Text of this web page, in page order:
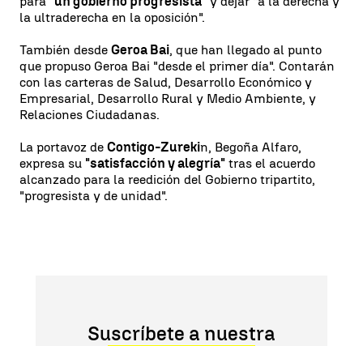
la ultraderecha en la oposición".
También desde Geroa Bai, que han llegado al punto
que propuso Geroa Bai "desde el primer día". Contarán
con las carteras de Salud, Desarrollo Económico y
Empresarial, Desarrollo Rural y Medio Ambiente, y
Relaciones Ciudadanas.
La portavoz de Contigo-Zurekin, Begoña Alfaro,
expresa su "satisfacción y alegría" tras el acuerdo
alcanzado para la reedición del Gobierno tripartito,
"progresista y de unidad".
Suscríbete a nuestra